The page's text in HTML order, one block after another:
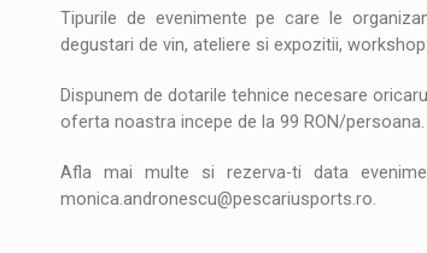
Tipurile de evenimente pe care le
degustari de vin, ateliere si expozitii,
Dispunem de dotarile tehnice necesare
oferta noastra incepe de la 99 RON/
Afla mai multe si rezerva-ti data
monica.andronescu@pescariusports.ro.